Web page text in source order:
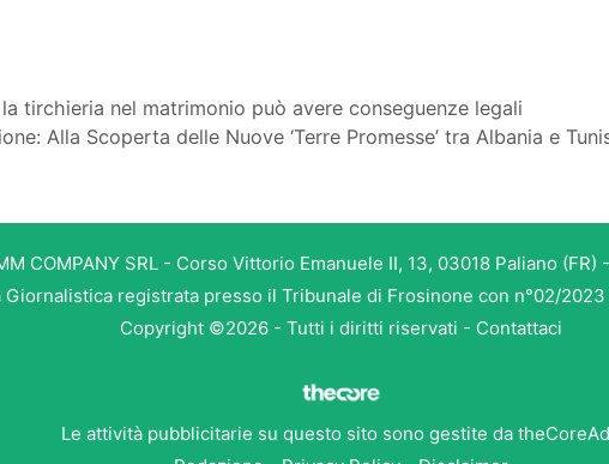
tirchieria nel matrimonio può avere conseguenze legali
Alla Scoperta delle Nuove ‘Terre Promesse’ tra Albania e
COMPANY SRL - Corso Vittorio Emanuele II, 13, 03018 Paliano
Giornalistica registrata presso il Tribunale di Frosinone con n°02/
Copyright ©2026 - Tutti i diritti riservati - Contattaci
Le attività pubblicitarie su questo sito sono gestite da